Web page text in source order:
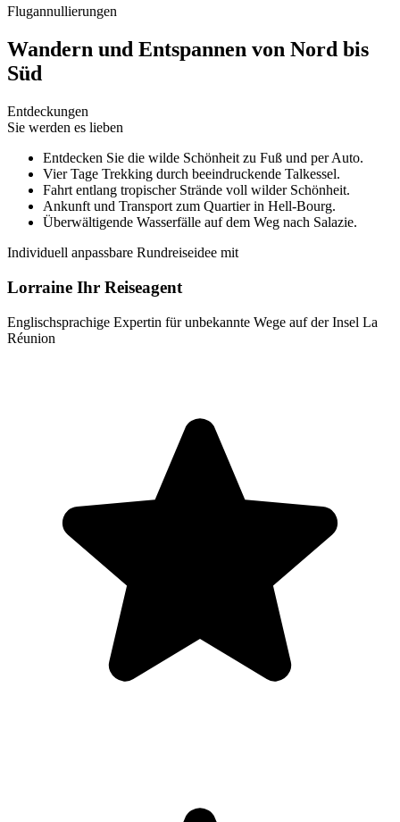
Flugannullierungen
Wandern und Entspannen von Nord bis
Süd
Entdeckungen
Sie werden es lieben
Entdecken Sie die wilde Schönheit zu Fuß und per Auto.
Vier Tage Trekking durch beeindruckende Talkessel.
Fahrt entlang tropischer Strände voll wilder Schönheit.
Ankunft und Transport zum Quartier in Hell-Bourg.
Überwältigende Wasserfälle auf dem Weg nach Salazie.
Individuell anpassbare Rundreiseidee mit
Lorraine Ihr Reiseagent
Englischsprachige Expertin für unbekannte Wege auf der Insel La
Réunion